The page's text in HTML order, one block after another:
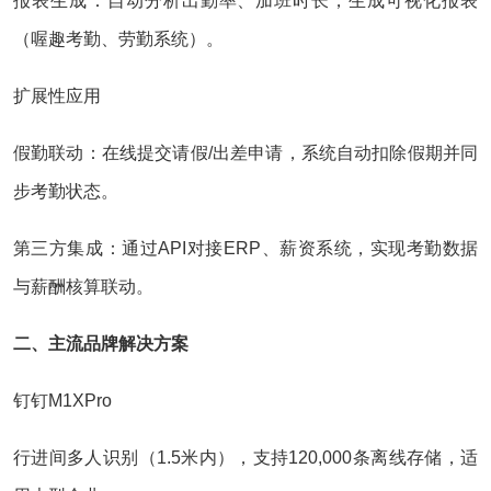
（喔趣考勤、劳勤系统）‌。
扩展性应用‌
假勤联动‌：在线提交请假/出差申请，系统自动扣除假期并同
步考勤状态‌。
第三方集成‌：通过API对接ERP、薪资系统，实现考勤数据
与薪酬核算联动‌。
二、主流品牌解决方案‌
钉钉M1XPro‌
行进间多人识别（1.5米内），支持120,000条离线存储，适